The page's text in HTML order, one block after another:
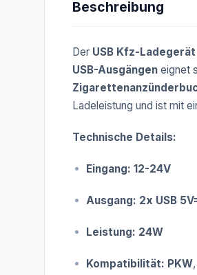
Beschreibung
Der USB Kfz-
USB-Ausgängen eignet
Ladeleistung und ist mit
Technische Details:
Eingang: 12-24V
Ausgang: 2x USB
Leistung: 24W
Kompatibilität: PKW,